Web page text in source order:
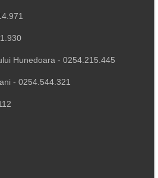
Hunedoara - 0254.215.445
- 0254.544.321